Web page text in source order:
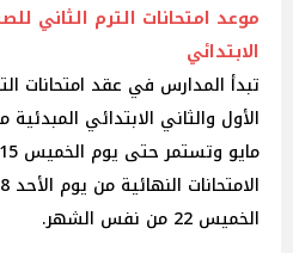
موعد امتحانات الترم الثاني
الابتدائي
تبدأ المدارس في عقد امتحانات
الخميس 22 من نفس الشهر.